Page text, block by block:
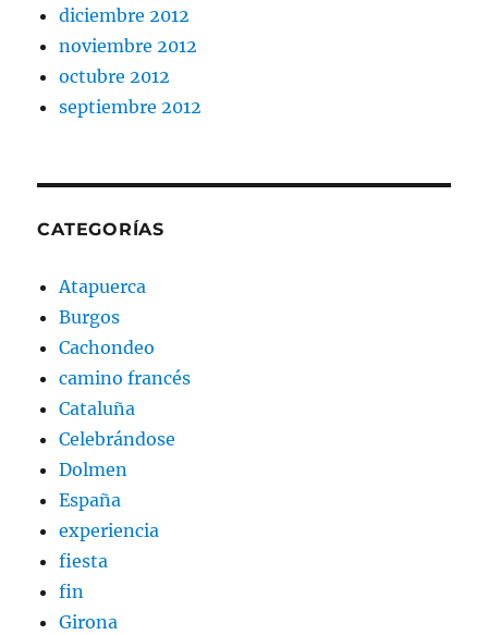
diciembre 2012
noviembre 2012
octubre 2012
septiembre 2012
CATEGORÍAS
Atapuerca
Burgos
Cachondeo
camino francés
Cataluña
Celebrándose
Dolmen
España
experiencia
fiesta
fin
Girona